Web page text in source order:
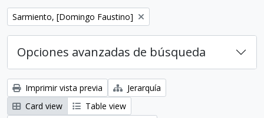
Remove filter:
Sarmiento, [Domingo Faustino]
Opciones avanzadas de búsqueda
Imprimir vista previa
Jerarquía
Card view
Table view